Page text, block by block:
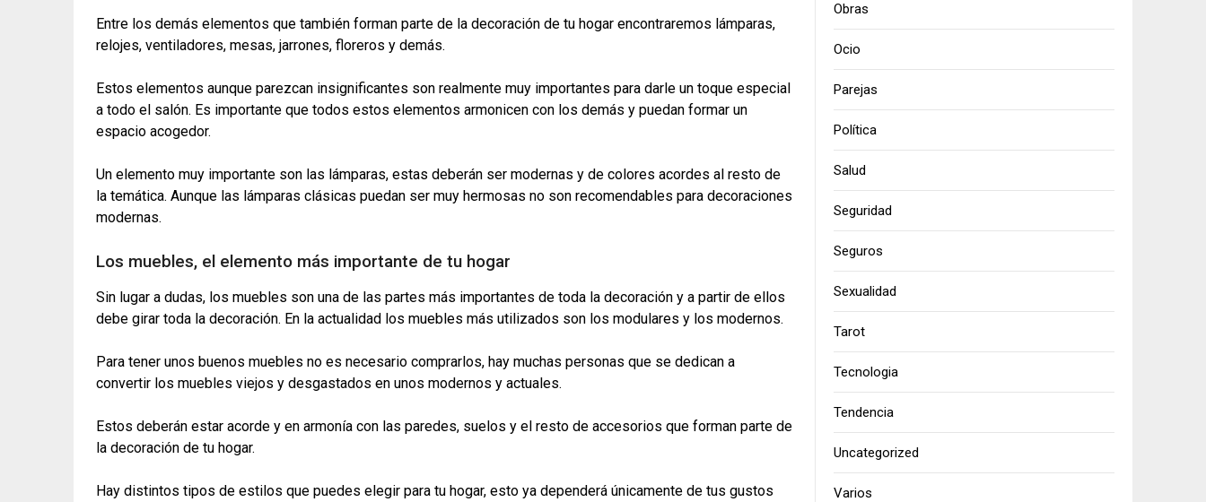
Entre los demás elementos que también forman parte de la decoración de tu hogar encontraremos lámparas,
relojes, ventiladores, mesas, jarrones, floreros y demás.
Estos elementos aunque parezcan insignificantes son realmente muy importantes para darle un toque especial
a todo el salón. Es importante que todos estos elementos armonicen con los demás y puedan formar un
espacio acogedor.
Un elemento muy importante son las lámparas, estas deberán ser modernas y de colores acordes al resto de
la temática. Aunque las lámparas clásicas puedan ser muy hermosas no son recomendables para decoraciones
modernas.
Los muebles, el elemento más importante de tu hogar
Sin lugar a dudas, los muebles son una de las partes más importantes de toda la decoración y a partir de ellos
debe girar toda la decoración. En la actualidad los muebles más utilizados son los modulares y los modernos.
Para tener unos buenos muebles no es necesario comprarlos, hay muchas personas que se dedican a
convertir los muebles viejos y desgastados en unos modernos y actuales.
Estos deberán estar acorde y en armonía con las paredes, suelos y el resto de accesorios que forman parte de
la decoración de tu hogar.
Hay distintos tipos de estilos que puedes elegir para tu hogar, esto ya dependerá únicamente de tus gustos
Obras
Ocio
Parejas
Política
Salud
Seguridad
Seguros
Sexualidad
Tarot
Tecnologia
Tendencia
Uncategorized
Varios